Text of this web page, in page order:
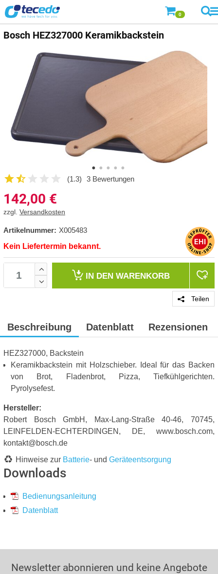
0
Bosch HEZ327000 Keramikbackstein
(1.3) 3 Bewertungen
142,00 €
zzgl. Versandkosten
Artikelnummer: X005483
Kein Liefertermin bekannt.
IN DEN WARENKORB
Teilen
Beschreibung Datenblatt Rezensionen
HEZ327000, Backstein
Keramikbackstein mit Holzschieber. Ideal für das Backen
von Brot, Fladenbrot, Pizza, Tiefkühlgerichten.
Pyrolysefest.
Hersteller:
Robert Bosch GmbH, Max-Lang-Straße 40-46, 70745,
LEINFELDEN-ECHTERDINGEN, DE, www.bosch.com,
kontakt@bosch.de
Hinweise zur Batterie- und Geräteentsorgung
Downloads
Bedienungsanleitung
Datenblatt
Newsletter abonnieren und keine Angebote